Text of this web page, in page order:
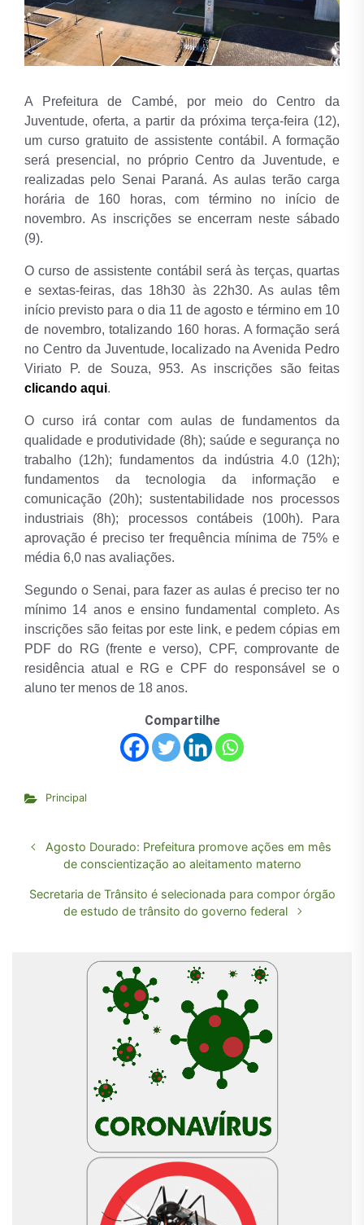
A Prefeitura de Cambé, por meio do Centro da
Juventude, oferta, a partir da próxima terça-feira (12),
um curso gratuito de assistente contábil. A formação
será presencial, no próprio Centro da Juventude, e
realizadas pelo Senai Paraná. As aulas terão carga
horária de 160 horas, com término no início de
novembro. As inscrições se encerram neste sábado
(9).
O curso de assistente contábil será às terças, quartas
e sextas-feiras, das 18h30 às 22h30. As aulas têm
início previsto para o dia 11 de agosto e término em 10
de novembro, totalizando 160 horas. A formação será
no Centro da Juventude, localizado na Avenida Pedro
Viriato P. de Souza, 953. As inscrições são feitas
clicando aqui.
O curso irá contar com aulas de fundamentos da
qualidade e produtividade (8h); saúde e segurança no
trabalho (12h); fundamentos da indústria 4.0 (12h);
fundamentos da tecnologia da informação e
comunicação (20h); sustentabilidade nos processos
industriais (8h); processos contábeis (100h). Para
aprovação é preciso ter frequência mínima de 75% e
média 6,0 nas avaliações.
Segundo o Senai, para fazer as aulas é preciso ter no
mínimo 14 anos e ensino fundamental completo. As
inscrições são feitas por este link, e pedem cópias em
PDF do RG (frente e verso), CPF, comprovante de
residência atual e RG e CPF do responsável se o
aluno ter menos de 18 anos.
Compartilhe
Principal
Agosto Dourado: Prefeitura promove ações em mês
de conscientização ao aleitamento materno
Secretaria de Trânsito é selecionada para compor órgão
de estudo de trânsito do governo federal